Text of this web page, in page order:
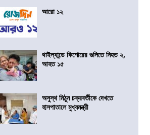
আরো ১২
থাইল্যান্ডে কিশোরের গুলিতে নিহত ২,
আহত ১৫
অসুস্থ মিঠুন চক্রবর্তীকে দেখতে
হাসপাতালে মুখ্যমন্ত্রী